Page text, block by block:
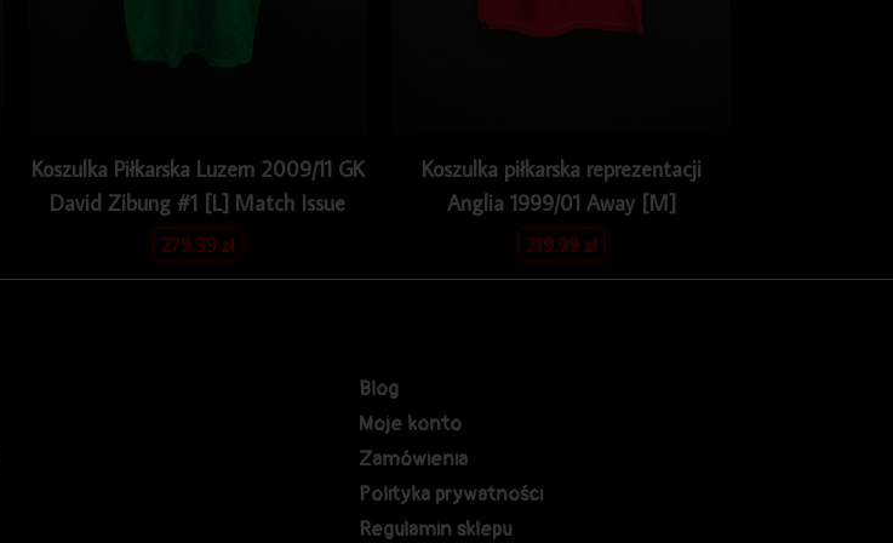
Koszulka Piłkarska Luzern 2009/11 GK
David Zibung #1 [L] Match Issue
279.99zł
Koszulka piłkarska reprezentacji
Anglia 1999/01 Away [M]
219.99zł
Blog
Moje konto
Zamówienia
Polityka prywatności
Regulamin sklepu